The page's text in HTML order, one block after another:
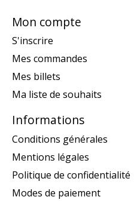
Mon compte
S'inscrire
Mes commandes
Mes billets
Ma liste de souhaits
Informations
Conditions générales
Mentions légales
Politique de confidentialité
Modes de paiement